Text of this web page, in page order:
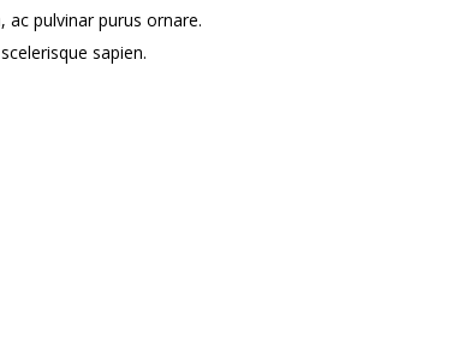
ac pulvinar purus ornare.
sapien.